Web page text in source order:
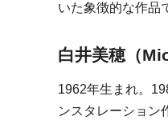
いた象徴的な作品
白井美穂（
1962年生まれ。
ンスタレーション